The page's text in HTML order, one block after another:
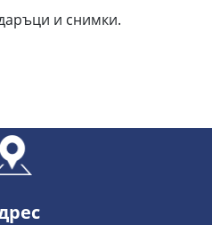
и снимки.